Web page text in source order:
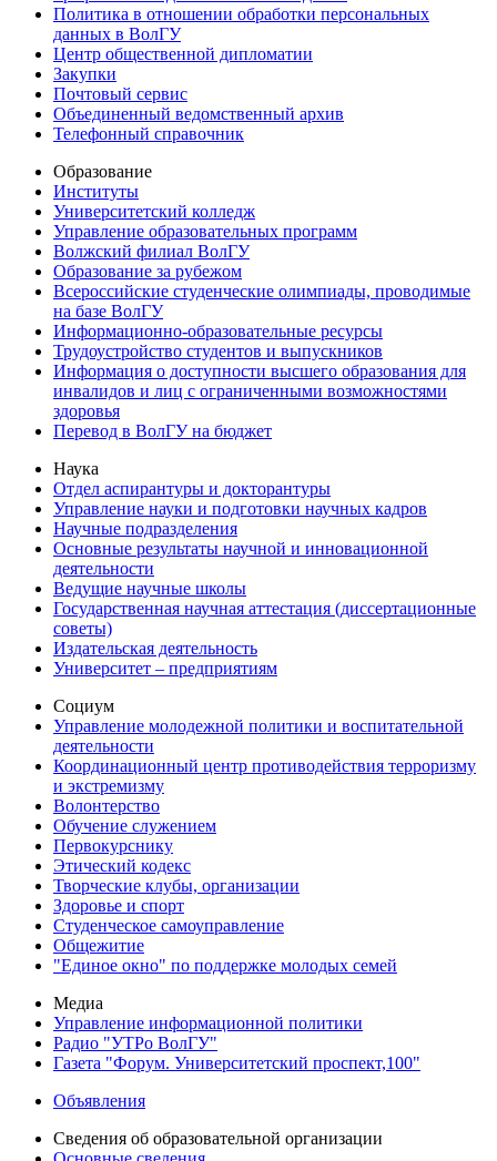
Политика в отношении обработки персональных
данных в ВолГУ
Центр общественной дипломатии
Закупки
Почтовый сервис
Объединенный ведомственный архив
Телефонный справочник
Образование
Институты
Университетский колледж
Управление образовательных программ
Волжский филиал ВолГУ
Образование за рубежом
Всероссийские студенческие олимпиады, проводимые
на базе ВолГУ
Информационно-образовательные ресурсы
Трудоустройство студентов и выпускников
Информация о доступности высшего образования для
инвалидов и лиц с ограниченными возможностями
здоровья
Перевод в ВолГУ на бюджет
Наука
Отдел аспирантуры и докторантуры
Управление науки и подготовки научных кадров
Научные подразделения
Основные результаты научной и инновационной
деятельности
Ведущие научные школы
Государственная научная аттестация (диссертационные
советы)
Издательская деятельность
Университет – предприятиям
Социум
Управление молодежной политики и воспитательной
деятельности
Координационный центр противодействия терроризму
и экстремизму
Волонтерство
Обучение служением
Первокурснику
Этический кодекс
Творческие клубы, организации
Здоровье и спорт
Студенческое самоуправление
Общежитие
"Единое окно" по поддержке молодых семей
Медиа
Управление информационной политики
Радио "УТРо ВолГУ"
Газета "Форум. Университетский проспект,100"
Объявления
Сведения об образовательной организации